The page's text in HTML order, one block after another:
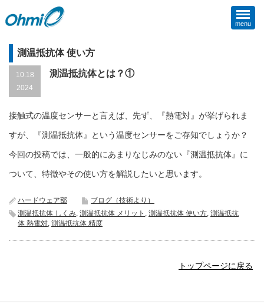
menu
測温抵抗体 使い方
10.18
2024
測温抵抗体とは？①
接触式の温度センサーと言えば、先ず、『熱電対』が挙げられま
すが、『測温抵抗体』という温度センサーをご存知でしょうか？
今回の投稿では、一般的にあまりなじみのない『測温抵抗体』に
ついて、特徴やその使い方を解説したいと思います。
ハードウェア部
ブログ（技術より）
測温抵抗体 しくみ, 測温抵抗体 メリット , 測温抵抗体 使い方, 測温抵抗
体 熱電対, 測温抵抗体 精度
トップページに戻る